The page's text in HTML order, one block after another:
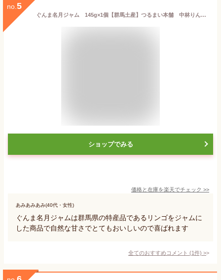
no. 5
ぐんま名月ジャム 145g×1個【群馬土産】つるまい本舗 中林りんご園 手土産 ギフト お返し おすそ分け
ショップでみる
価格と在庫を楽天でチェック >>
あみあみあみ(40代・女性)
ぐんま名月ジャムは群馬県の特産品であるリンゴをジャムに
した商品で自然な甘さでとてもおいしいので喜ばれます
全てのおすすめコメント (1件) >